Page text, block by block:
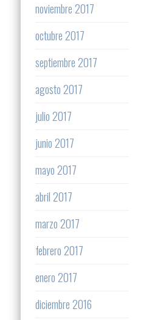
noviembre 2017
octubre 2017
septiembre 2017
agosto 2017
julio 2017
junio 2017
mayo 2017
abril 2017
marzo 2017
febrero 2017
enero 2017
diciembre 2016